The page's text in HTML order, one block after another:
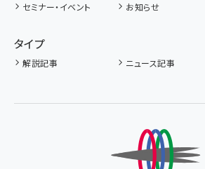
セミナー・イベント
お知らせ
タイプ
解説記事 ニュース記事